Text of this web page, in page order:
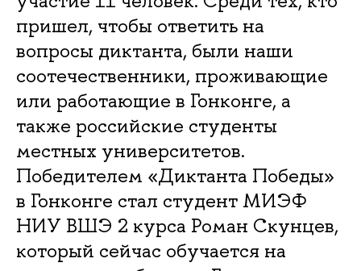
пришел, чтобы ответить на
вопросы диктанта, были наши
соотечественники, проживающие
или работающие в Гонконге, а
также российские студенты
местных университетов.
Победителем «Диктанта Победы»
в Гонконге стал студент МИЭФ
НИУ ВШЭ 2 курса Роман Скунцев,
который сейчас обучается на